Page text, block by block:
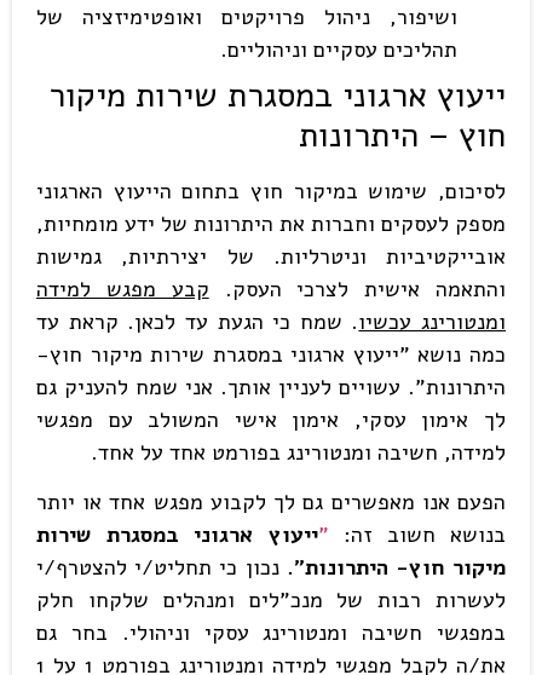
ושיפור, ניהול פרויקטים ואופטימיזציה של
תהליכים עסקיים וניהוליים.
ייעוץ ארגוני במסגרת שירות מיקור
חוץ – היתרונות
לסיכום, שימוש במיקור חוץ בתחום הייעוץ הארגוני
מספק לעסקים וחברות את היתרונות של ידע מומחיות,
אובייקטיביות וניטרליות. של יצירתיות, גמישות
והתאמה אישית לצרכי העסק. קבע מפגש למידה
ומנטורינג עכשיו. שמח כי הגעת עד לכאן. קראת עד
כמה נושא "ייעוץ ארגוני במסגרת שירות מיקור חוץ-
היתרונות". עשויים לעניין אותך. אני שמח להעניק גם
לך אימון עסקי, אימון אישי המשולב עם מפגשי
למידה, חשיבה ומנטורינג בפורמט אחד על אחד.
הפעם אנו מאפשרים גם לך לקבוע מפגש אחד או יותר
בנושא חשוב זה: "ייעוץ ארגוני במסגרת שירות
מיקור חוץ- היתרונות". נכון כי תחליט/י להצטרף/י
לעשרות רבות של מנכ"לים ומנהלים שלקחו חלק
במפגשי חשיבה ומנטורינג עסקי וניהולי. בחר גם
את/ה לקבל מפגשי למידה ומנטורינג בפורמט 1 על 1